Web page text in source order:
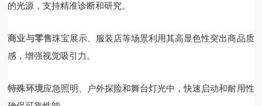
的光源，支持精准诊断和研究。
商业与零售珠宝展示、服装店等场景利用其高显色性突出商品质
感，增强视觉吸引力。
特殊环境应急照明、户外探险和舞台灯光中，快速启动和耐用性